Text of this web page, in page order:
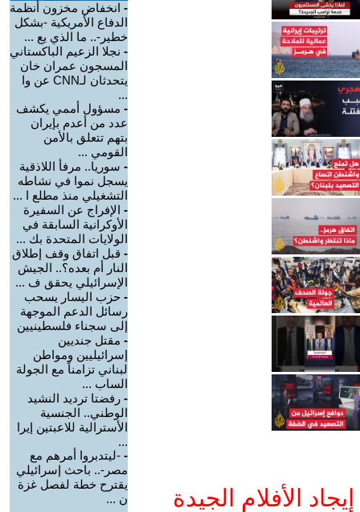
الأفلام الجيدة
- انخفاض مخزون أنظمة
الدفاع الأمريكية -بشكل
خطير-.. ما الذي يع ...
- نجلا الزعيم الباكستاني
المسجون عمران خان
يتحدثان لـCNN عن وا
...
- مسؤول أممي يكشف
عدد من أعدم بإيران
بتهم تتعلق بالأمن
القومي ...
- سوريا.. مرفأ اللاذقية
يسجل نموا في نشاطه
التشغيلي منذ مطلع ا ...
- الإفراج عن السفيرة
الأوكرانية السابقة في
الولايات المتحدة بك ...
- قبل اتفاق وقف إطلاق
النار أم بعده؟.. الجيش
الإسرائيلي يحقق ف ...
- حزب اليسار يسحب
رسائل الدعم الموجهة
إلى سجناء فلسطينيين
- مقتل جنديين
إسرائيليين ومواطن
لبناني تزامناً مع الجولة
الساب ...
- رفضتا ترديد النشيد
الوطني.. الجنسية
الأسترالية للاعبتين إيرا
...
- -ليتدبروا أمرهم مع
مصر-.. باحث إسرائيلي
يقترح خطة لفصل غزة
ن ...